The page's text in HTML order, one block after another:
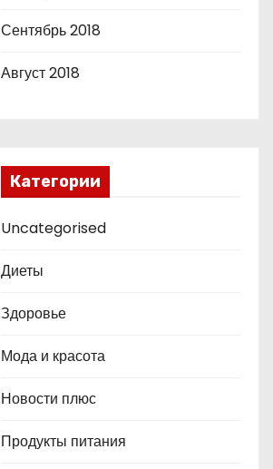
Сентябрь 2018
Август 2018
Категории
Uncategorised
Диеты
Здоровье
Мода и красота
Новости плюс
Продукты питания